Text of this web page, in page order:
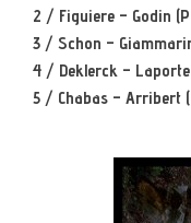
2 / Figuiere – Godin
3 / Schon –
4 / Deklerck – Laporte
5 / Chabas – Arribert